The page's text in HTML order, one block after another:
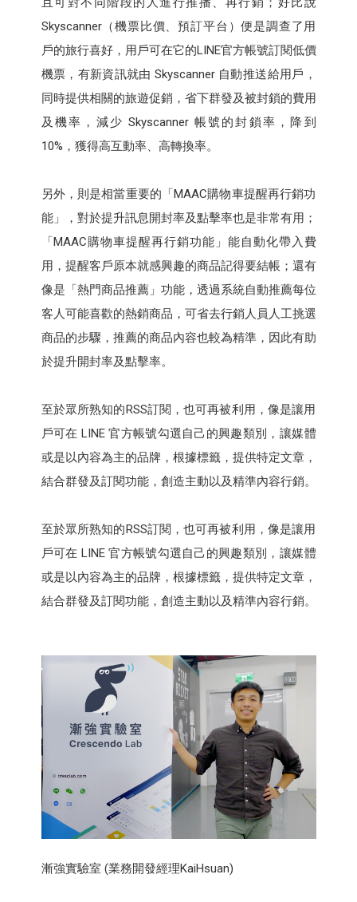
Skyscanner（機票比價、預訂平台）便是調查了用
戶的旅行喜好，用戶可在它的LINE官方帳號訂閱低價
機票，有新資訊就由 Skyscanner 自動推送給用戶，
同時提供相關的旅遊促銷，省下群發及被封鎖的費用
及機率，減少 Skyscanner 帳號的封鎖率，降到
10%，獲得高互動率、高轉換率。
另外，則是相當重要的「MAAC購物車提醒再行銷功
能」，對於提升訊息開封率及點擊率也是非常有用；
「MAAC購物車提醒再行銷功能」能自動化帶入費
用，提醒客戶原本就感興趣的商品記得要結帳；還有
像是「熱門商品推薦」功能，透過系統自動推薦每位
客人可能喜歡的熱銷商品，可省去行銷人員人工挑選
商品的步驟，推薦的商品內容也較為精準，因此有助
於提升開封率及點擊率。
至於眾所熟知的RSS訂閱，也可再被利用，像是讓用
戶可在 LINE 官方帳號勾選自己的興趣類別，讓媒體
或是以內容為主的品牌，根據標籤，提供特定文章，
結合群發及訂閱功能，創造主動以及精準內容行銷。
至於眾所熟知的RSS訂閱，也可再被利用，像是讓用
戶可在 LINE 官方帳號勾選自己的興趣類別，讓媒體
或是以內容為主的品牌，根據標籤，提供特定文章，
結合群發及訂閱功能，創造主動以及精準內容行銷。
漸強實驗室 (業務開發經理KaiHsuan)